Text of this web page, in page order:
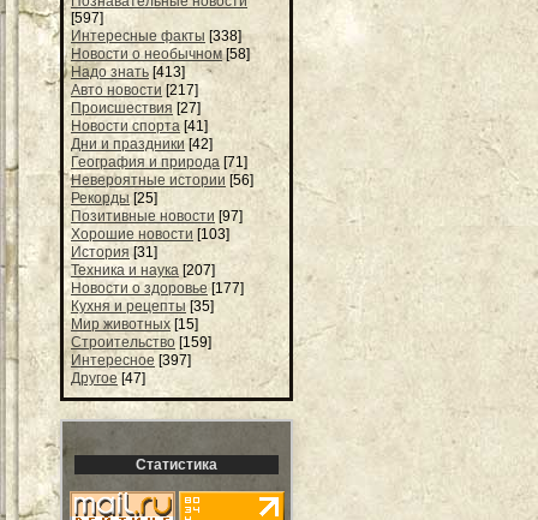
[597]
Интересные факты [338]
Новости о необычном [58]
Надо знать [413]
Авто новости [217]
Происшествия [27]
Новости спорта [41]
Дни и праздники [42]
География и природа [71]
Невероятные истории [56]
Рекорды [25]
Позитивные новости [97]
Хорошие новости [103]
История [31]
Техника и наука [207]
Новости о здоровье [177]
Кухня и рецепты [35]
Мир животных [15]
Строительство [159]
Интересное [397]
Другое [47]
Статистика